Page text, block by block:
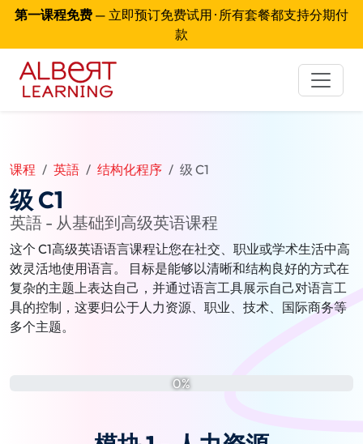
第一课程免费 — 立即预订免费试用 · 所有套餐都支持分期付
款
课程 英語 结构化程序 级 C1
级 C1
英語 - 从基础到高级英语课程
这个 C1高级英语语言课程让您在社交、职业或学术生活中高
效灵活地使用语言。 目标是能够以清晰和结构良好的方式在
复杂的主题上表达自己，并通过语言工具展示自己对语言工
具的控制，这要归公于人力资源、职业、技术、国际商务等
多个主题。
0%